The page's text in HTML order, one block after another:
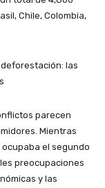
Chile, Colombia,
las
parecen
Mientras
el segundo
preocupaciones
y las